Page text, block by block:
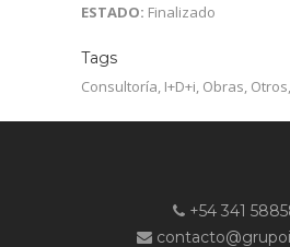
ESTADO: Finalizado
Tags
Consultoría, I+D+i, Obras,
+54 341